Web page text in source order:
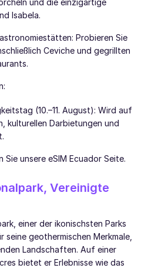
Isabela.
Probieren Sie
Ceviche und gegrillten
(10.–11. August): Wird auf
kulturellen Darbietungen und
Sie unsere eSIM Ecuador Seite.
Vereinigte
einer der ikonischsten Parks
geothermischen Merkmale,
Landschaften. Auf einer
bietet er Erlebnisse wie das